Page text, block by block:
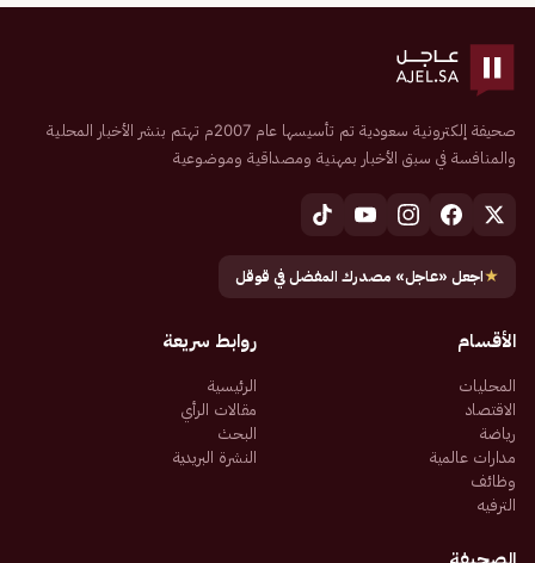
صحيفة إلكترونية سعودية تم تأسيسها عام 2007م تهتم بنشر الأخبار المحلية
والمنافسة في سبق الأخبار بمهنية ومصداقية وموضوعية
★اجعل «عاجل» مصدرك المفضل في قوقل
الأقسام
المحليات
الاقتصاد
رياضة
مدارات عالمية
وظائف
الترفيه
روابط سريعة
الرئيسية
مقالات الرأي
البحث
النشرة البريدية